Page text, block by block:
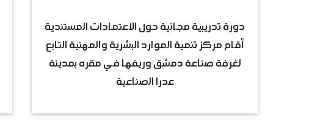
دورة تدريبية مجانية حول الاعتمادات المستندية
أقام مركز تنمية الموارد البشرية والمهنية التابع
لغرفة صناعة دمشق وريفها في مقره بمدينة
عدرا الصناعية